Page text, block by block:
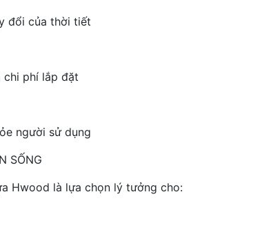
đổi của thời tiết
chi phí lắp đặt
người sử dụng
SỐNG
Hwood là lựa chọn lý tưởng cho: